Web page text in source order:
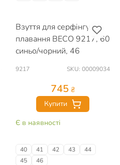
Взуття для серфінгу та
плавання BECO 9217, 60
синьо/чорний, 46
9217 SKU: 00009034
745 ₴
Купити
Є в наявності
40 41 42 43
44
45
46